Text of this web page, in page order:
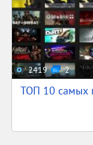
2419 2
ТОП 10 самых